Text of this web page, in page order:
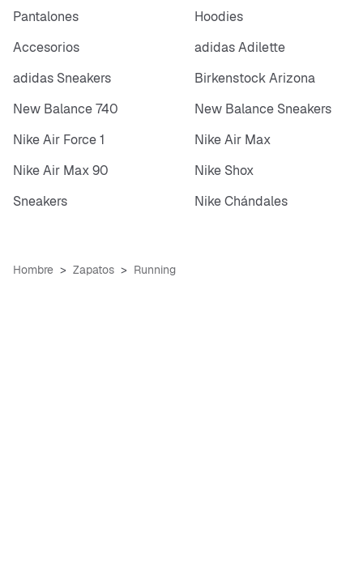
Pantalones
Hoodies
Accesorios
adidas Adilette
adidas Sneakers
Birkenstock Arizona
New Balance 740
New Balance Sneakers
Nike Air Force 1
Nike Air Max
Nike Air Max 90
Nike Shox
Sneakers
Nike Chándales
Hombre Zapatos Running